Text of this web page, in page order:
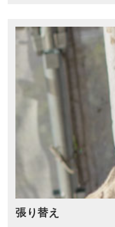
張り替え